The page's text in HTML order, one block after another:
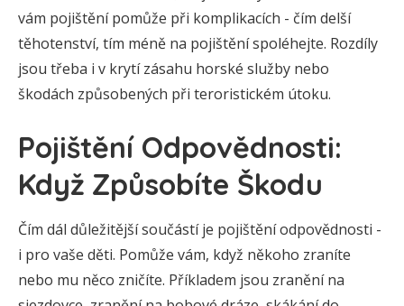
vám pojištění pomůže při komplikacích - čím delší
těhotenství, tím méně na pojištění spoléhejte. Rozdíly
jsou třeba i v krytí zásahu horské služby nebo
škodách způsobených při teroristickém útoku.
Pojištění Odpovědnosti:
Když Způsobíte Škodu
Čím dál důležitější součástí je pojištění odpovědnosti -
i pro vaše děti. Pomůže vám, když někoho zraníte
nebo mu něco zničíte. Příkladem jsou zranění na